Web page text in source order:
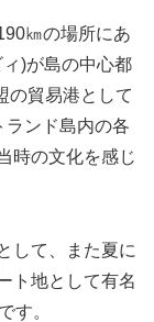
㎞の場所にあ
)が島の中心都
の貿易港として
ランド島内の各
時の文化を感じ
して、また夏に
ト地として有名
す。